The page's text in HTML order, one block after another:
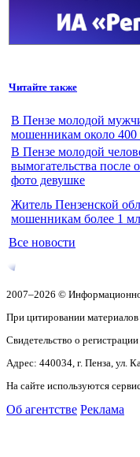
Читайте также
В Пензе молодой
мошенникам около 400
В Пензе молодой
вымогательства после
фото девушке
Житель Пензенской
мошенникам более 1
Все новости
2007–2026 ©
При цитировании материалов
Свидетельство о
Адрес: 440034, г. Пенза, ул.
На сайте используются
Об агентстве Реклама